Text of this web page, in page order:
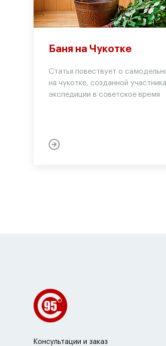
Баня на Чукотке
Статья повествует о
на чукотке, созданной
экспедиции в советское время
Консультации и заказ